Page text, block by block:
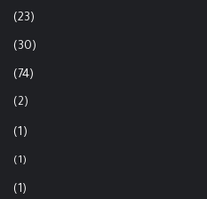
(23)
(30)
(74)
(2)
(1)
(1)
(1)